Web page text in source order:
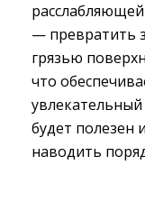
— превратить
грязью
что
будет полезен
наводить